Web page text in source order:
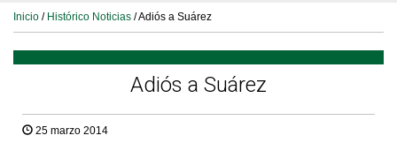
Inicio / Histórico Noticias / Adiós a Suárez
Adiós a Suárez
25 marzo 2014